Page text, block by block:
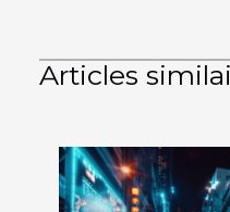
Articles